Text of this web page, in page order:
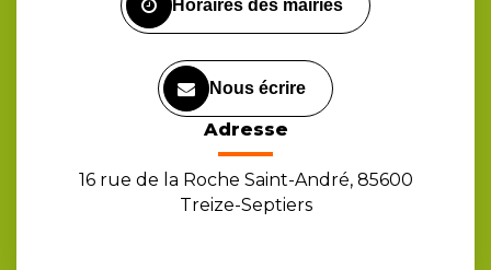
Horaires des mairies
Nous écrire
Adresse
16 rue de la Roche Saint-André, 85600
Treize-Septiers